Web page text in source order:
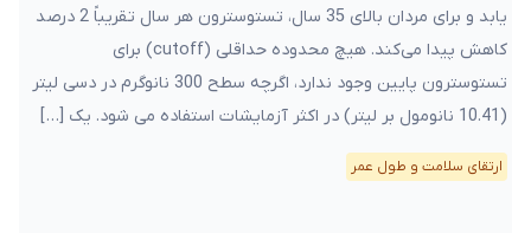
یابد و برای مردان بالای 35 سال، تستوسترون هر سال تقریباً 2 درصد
کاهش پیدا می‌کند. هیچ محدوده حداقلی (cutoff) برای
تستوسترون پایین وجود ندارد، اگرچه سطح 300 نانوگرم در دسی لیتر
(10.41 نانومول بر لیتر) در اکثر آزمایشات استفاده می شود. یک […]
ارتقای سلامت و طول عمر